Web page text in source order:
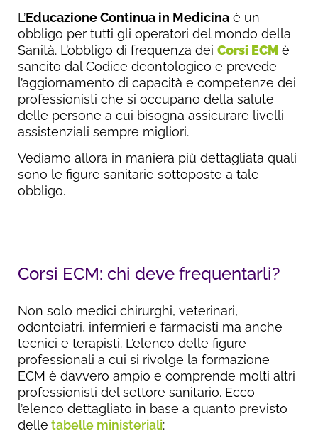
L’Educazione Continua in Medicina è un
obbligo per tutti gli operatori del mondo della
Sanità. L’obbligo di frequenza dei Corsi ECM è
sancito dal Codice deontologico e prevede
l’aggiornamento di capacità e competenze dei
professionisti che si occupano della salute
delle persone a cui bisogna assicurare livelli
assistenziali sempre migliori.
Vediamo allora in maniera più dettagliata quali
sono le figure sanitarie sottoposte a tale
obbligo.
Corsi ECM: chi deve frequentarli?
Non solo medici chirurghi, veterinari,
odontoiatri, infermieri e farmacisti ma anche
tecnici e terapisti. L’elenco delle figure
professionali a cui si rivolge la formazione
ECM è davvero ampio e comprende molti altri
professionisti del settore sanitario. Ecco
l’elenco dettagliato in base a quanto previsto
delle tabelle ministeriali: